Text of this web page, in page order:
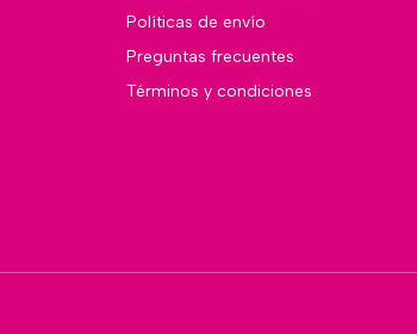
Políticas de envío
Preguntas frecuentes
Términos y condiciones